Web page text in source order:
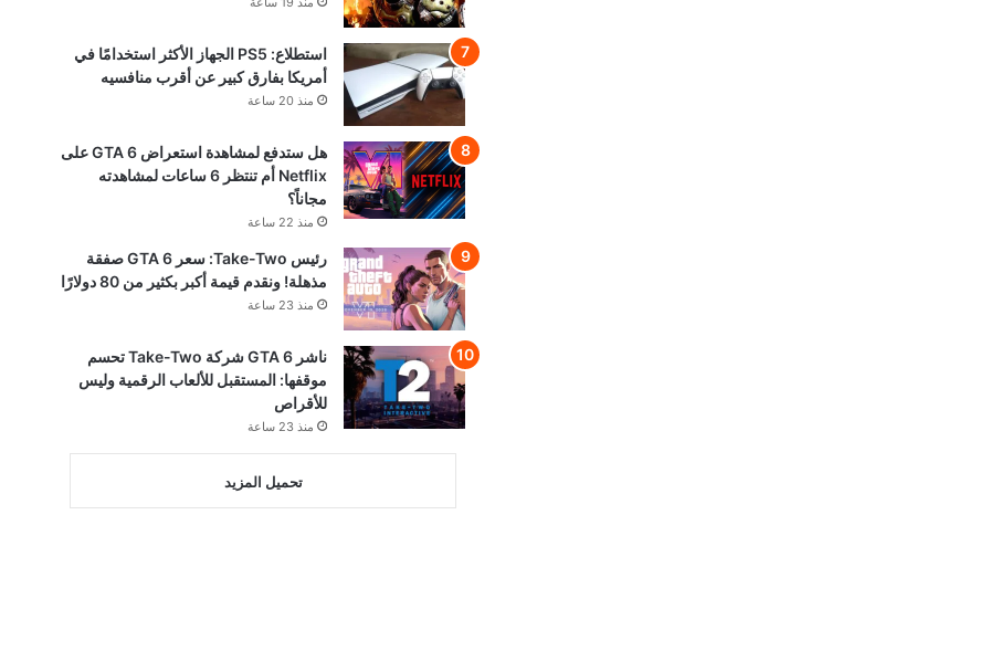
استطلاع: PS5 الجهاز الأكثر استخدامًا في
أمريكا بفارق كبير عن أقرب منافسيه
منذ 20 ساعة
هل ستدفع لمشاهدة استعراض GTA 6 على
Netflix أم تنتظر 6 ساعات لمشاهدته
مجاناً؟
منذ 22 ساعة
رئيس Take-Two: سعر GTA 6 صفقة
مذهلة! ونقدم قيمة أكبر بكثير من 80 دولارًا
منذ 23 ساعة
ناشر GTA 6 شركة Take-Two تحسم
موقفها: المستقبل للألعاب الرقمية وليس
للأقراص
منذ 23 ساعة
تحميل المزيد